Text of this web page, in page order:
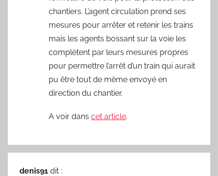
chantiers. L’agent circulation prend ses
mesures pour arrêter et retenir les trains
mais les agents bossant sur la voie les
complètent par leurs mesures propres
pour permettre l’arrêt d’un train qui aurait
pu être tout de même envoyé en
direction du chantier.
A voir dans cet article.
denis91 dit :